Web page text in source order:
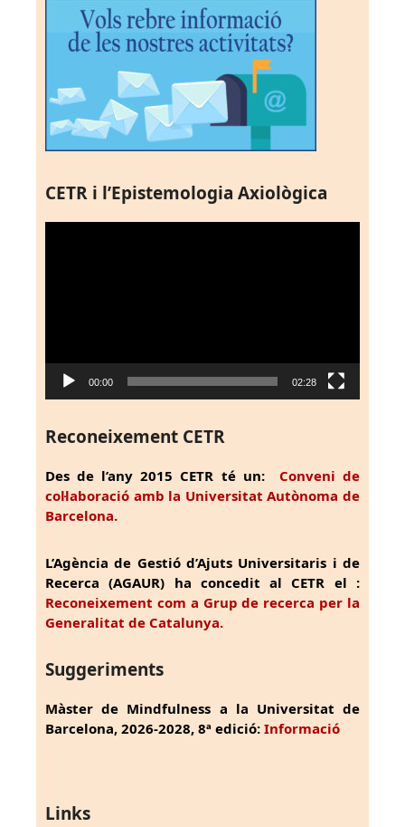
CETR i l’Epistemologia Axiològica
00:00 02:28
Reconeixement CETR
Des de l’any 2015 CETR té un: Conveni de
col·laboració amb la Universitat Autònoma de
Barcelona.
L’Agència de Gestió d’Ajuts Universitaris i de
Recerca (AGAUR) ha concedit al CETR el :
Reconeixement com a Grup de recerca per la
Generalitat de Catalunya.
Suggeriments
Màster de Mindfulness a la Universitat de
Barcelona, 2026-2028, 8ª edició: Informació
Links